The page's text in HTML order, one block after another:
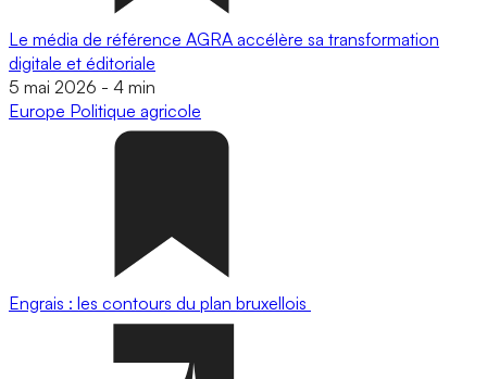
Le média de référence AGRA accélère sa transformation
digitale et éditoriale
5 mai 2026 - 4 min
Europe Politique agricole
Engrais : les contours du plan bruxellois